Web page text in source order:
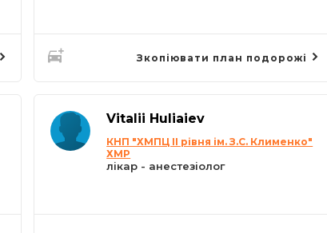
Зкопіювати план подорожі
Vitalii Huliaiev
КНП "ХМПЦ ІІ рівня ім. З.С. Клименко"
ХМР
лікар - анестезіолог